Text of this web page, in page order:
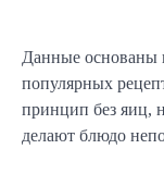
Данные основаны
популярных
принцип без яиц,
делают блюдо